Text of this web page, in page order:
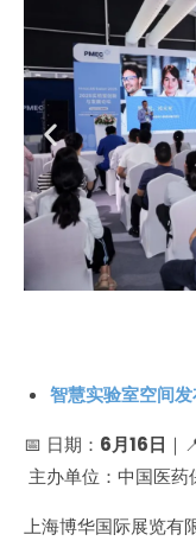
智慧实验室空间
📅 日期： 6月16日 ｜
主办单位：中国医
上海博华国际展览有